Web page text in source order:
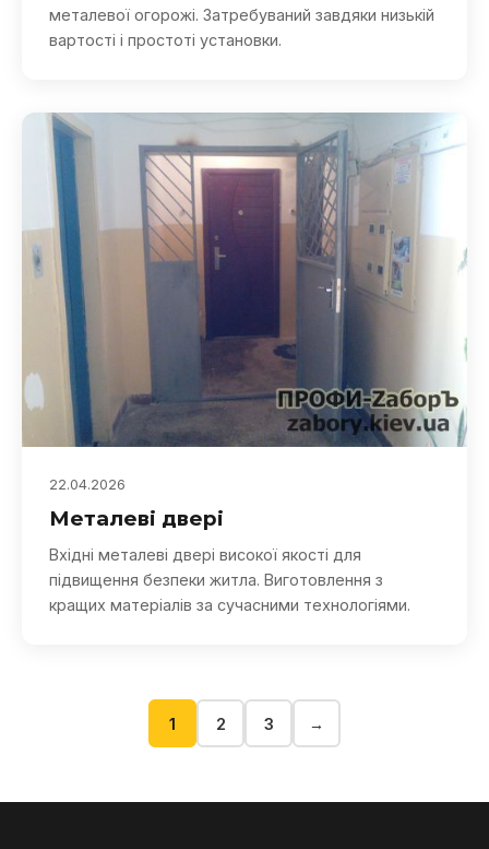
металевої огорожі. Затребуваний завдяки низькій
вартості і простоті установки.
22.04.2026
Металеві двері
Вхідні металеві двері високої якості для
підвищення безпеки житла. Виготовлення з
кращих матеріалів за сучасними технологіями.
Навігація
1 2 3 →